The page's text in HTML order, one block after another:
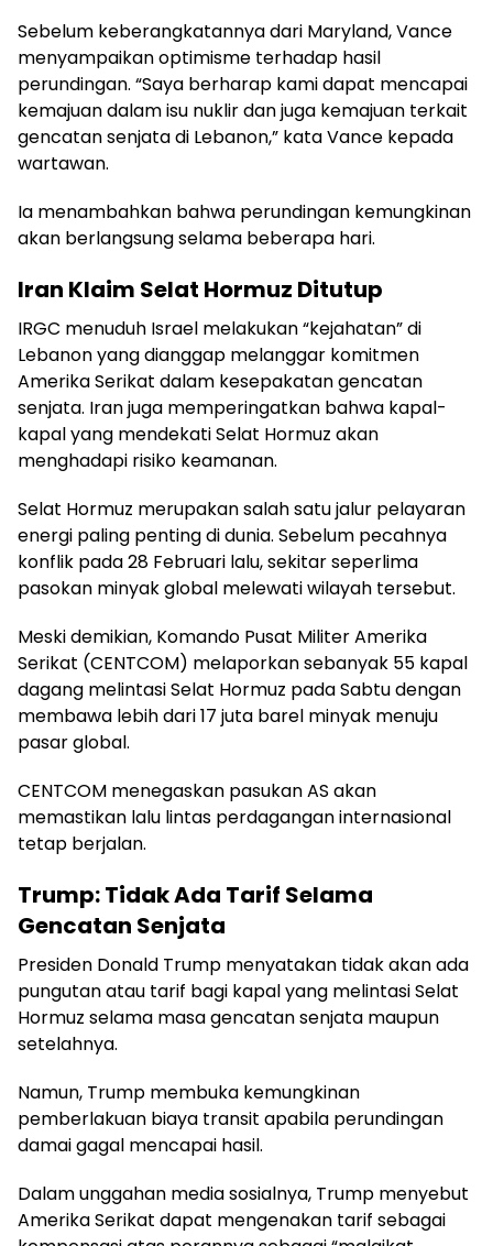
Sebelum keberangkatannya dari Maryland, Vance
menyampaikan optimisme terhadap hasil
perundingan. “Saya berharap kami dapat mencapai
kemajuan dalam isu nuklir dan juga kemajuan terkait
gencatan senjata di Lebanon,” kata Vance kepada
wartawan.
Ia menambahkan bahwa perundingan kemungkinan
akan berlangsung selama beberapa hari.
Iran Klaim Selat Hormuz Ditutup
IRGC menuduh Israel melakukan “kejahatan” di
Lebanon yang dianggap melanggar komitmen
Amerika Serikat dalam kesepakatan gencatan
senjata. Iran juga memperingatkan bahwa kapal-
kapal yang mendekati Selat Hormuz akan
menghadapi risiko keamanan.
Selat Hormuz merupakan salah satu jalur pelayaran
energi paling penting di dunia. Sebelum pecahnya
konflik pada 28 Februari lalu, sekitar seperlima
pasokan minyak global melewati wilayah tersebut.
Meski demikian, Komando Pusat Militer Amerika
Serikat (CENTCOM) melaporkan sebanyak 55 kapal
dagang melintasi Selat Hormuz pada Sabtu dengan
membawa lebih dari 17 juta barel minyak menuju
pasar global.
CENTCOM menegaskan pasukan AS akan
memastikan lalu lintas perdagangan internasional
tetap berjalan.
Trump: Tidak Ada Tarif Selama
Gencatan Senjata
Presiden Donald Trump menyatakan tidak akan ada
pungutan atau tarif bagi kapal yang melintasi Selat
Hormuz selama masa gencatan senjata maupun
setelahnya.
Namun, Trump membuka kemungkinan
pemberlakuan biaya transit apabila perundingan
damai gagal mencapai hasil.
Dalam unggahan media sosialnya, Trump menyebut
Amerika Serikat dapat mengenakan tarif sebagai